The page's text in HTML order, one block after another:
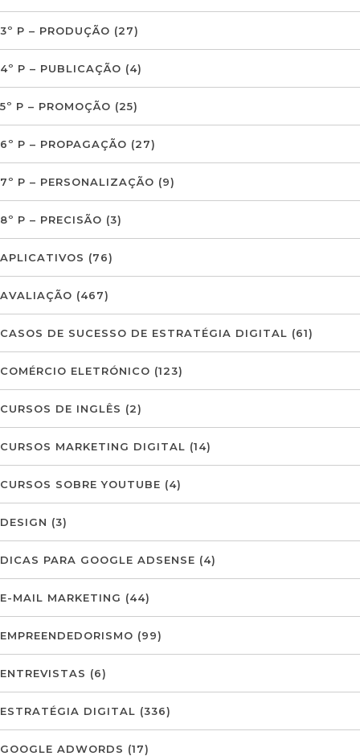
3º P – PRODUÇÃO (27)
4º P – PUBLICAÇÃO (4)
5º P – PROMOÇÃO (25)
6º P – PROPAGAÇÃO (27)
7º P – PERSONALIZAÇÃO (9)
8º P – PRECISÃO (3)
APLICATIVOS (76)
AVALIAÇÃO (467)
CASOS DE SUCESSO DE ESTRATÉGIA DIGITAL (61)
COMÉRCIO ELETRÓNICO (123)
CURSOS DE INGLÊS (2)
CURSOS MARKETING DIGITAL (14)
CURSOS SOBRE YOUTUBE (4)
DESIGN (3)
DICAS PARA GOOGLE ADSENSE (4)
E-MAIL MARKETING (44)
EMPREENDEDORISMO (99)
ENTREVISTAS (6)
ESTRATÉGIA DIGITAL (336)
GOOGLE ADWORDS (17)